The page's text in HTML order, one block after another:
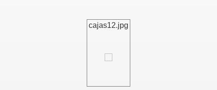
cajas12.jpg